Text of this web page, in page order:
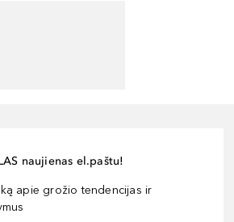
naujienas el.paštu!
apie grožio tendencijas ir